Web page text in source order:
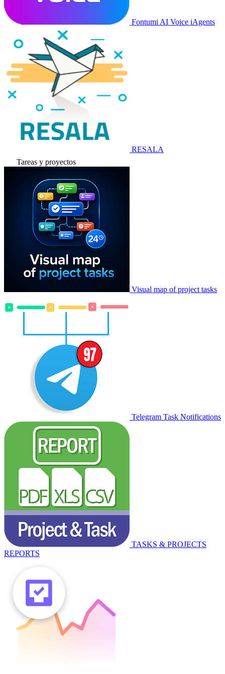
Fontumi AI Voice iAgents
RESALA
Tareas y proyectos
Visual map of project tasks
Telegram Task Notifications
TASKS & PROJECTS
REPORTS